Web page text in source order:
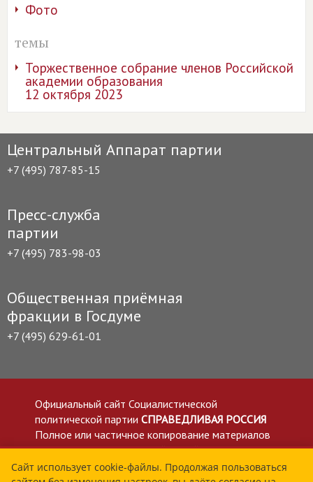
Фото
темы
Торжественное собрание членов Российской
академии образования
12 октября 2023
Центральный Аппарат партии
+7 (495) 787-85-15
Пресс-служба
партии
+7 (495) 783-98-03
Общественная приёмная
фракции в Госдуме
+7 (495) 629-61-01
Официальный сайт Социалистической
политической партии СПРАВЕДЛИВАЯ РОССИЯ
Полное или частичное копирование материалов
приветствуется со ссылкой на сайт spravedlivo.ru
Политика в отношении обработки персональных
Сайт использует cookie-файлы. Продолжая пользоваться